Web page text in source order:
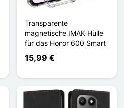
Transparente
magnetische IMAK-Hülle
für das Honor 600 Smart
15,99 €